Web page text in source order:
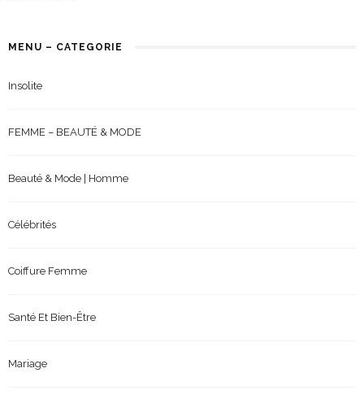
MENU – CATEGORIE
Insolite
FEMME – BEAUTÉ & MODE
Beauté & Mode | Homme
Célébrités
Coiffure Femme
Santé Et Bien-Être
Mariage